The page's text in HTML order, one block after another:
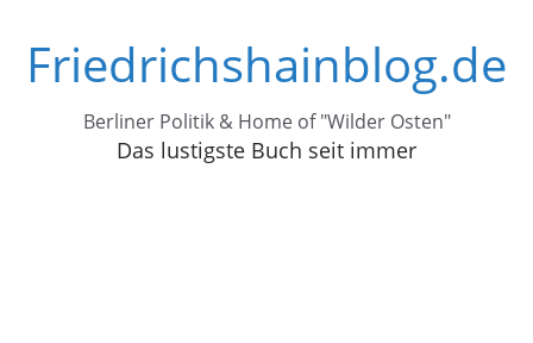
Inhalt
springen
Friedrichshainblog.de
Berliner Politik & Home of "Wilder Osten"
Das lustigste Buch seit immer